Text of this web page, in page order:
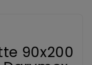
90x200